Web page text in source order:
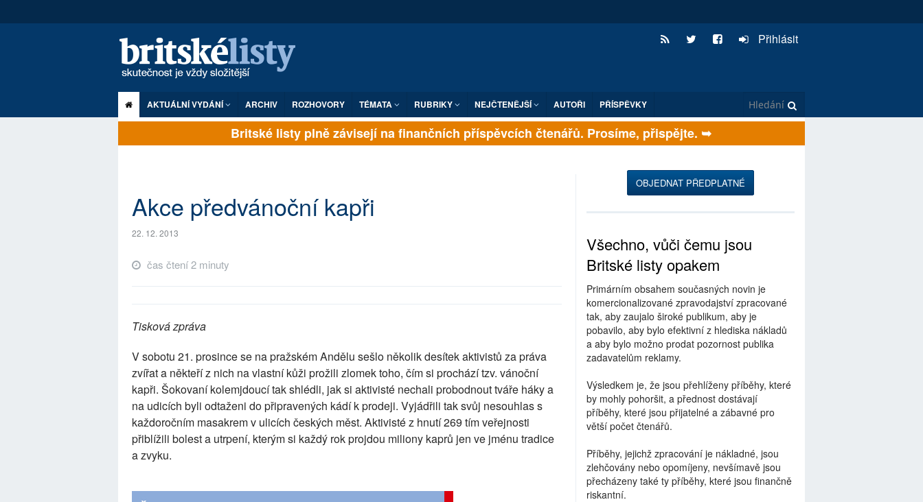
Přihlásit
AKTUÁLNÍ VYDÁNÍ ARCHIV ROZHOVORY TÉMATA RUBRIKY NEJČTENĚJŠÍ AUTOŘI PŘÍSPĚVKY
Britské listy plně závisejí na finančních příspěvcích čtenářů. Prosíme, přispějte. ➥
Akce předvánoční kapři
22. 12. 2013
čas čtení 2 minuty
Tisková zpráva
V sobotu 21. prosince se na pražském Andělu sešlo několik desítek aktivistů za práva
zvířat a někteří z nich na vlastní kůži prožili zlomek toho, čím si prochází tzv. vánoční
kapři. Šokovaní kolemjdoucí tak shlédli, jak si aktivisté nechali probodnout tváře háky a
na udicích byli odtaženi do připravených kádí k prodeji. Vyjádřili tak svůj nesouhlas s
každoročním masakrem v ulicích českých měst. Aktivisté z hnutí 269 tím veřejnosti
přiblížili bolest a utrpení, kterým si každý rok projdou miliony kaprů jen ve jménu tradice
a zvyku.
OBJEDNAT PŘEDPLATNÉ
Všechno, vůči čemu jsou
Britské listy opakem
Primárním obsahem současných novin je
komercionalizované zpravodajství zpracované
tak, aby zaujalo široké publikum, aby je
pobavilo, aby bylo efektivní z hlediska nákladů
a aby bylo možno prodat pozornost publika
zadavatelům reklamy.
Výsledkem je, že jsou přehlíženy příběhy, které
by mohly pohoršit, a přednost dostávají
příběhy, které jsou přijatelné a zábavné pro
větší počet čtenářů.
Příběhy, jejichž zpracování je nákladné, jsou
zlehčovány nebo opomíjeny, nevšímavě jsou
přecházeny také ty příběhy, které jsou finančně
riskantní.